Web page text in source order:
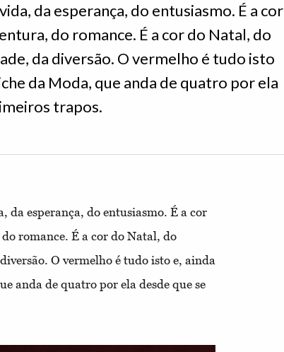
da esperança, do entusiasmo. É a cor
do romance. É a cor do Natal, do
da diversão. O vermelho é tudo isto
da Moda, que anda de quatro por ela
trapos.
da esperança, do entusiasmo. É a cor
romance. É a cor do Natal, do
O vermelho é tudo isto e, ainda
anda de quatro por ela desde que se